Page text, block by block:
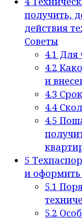
получить,
действия
Советы
4.1 Для
4.2
и
4.3
4.4
4.5
5
и
5.1
5.2